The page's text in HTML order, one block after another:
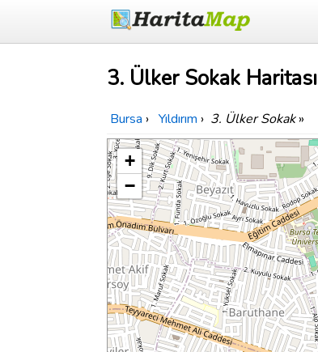
3. Ülker Sokak Haritası
Bursa › Yıldırım › 3. Ülker Sokak»
+
−